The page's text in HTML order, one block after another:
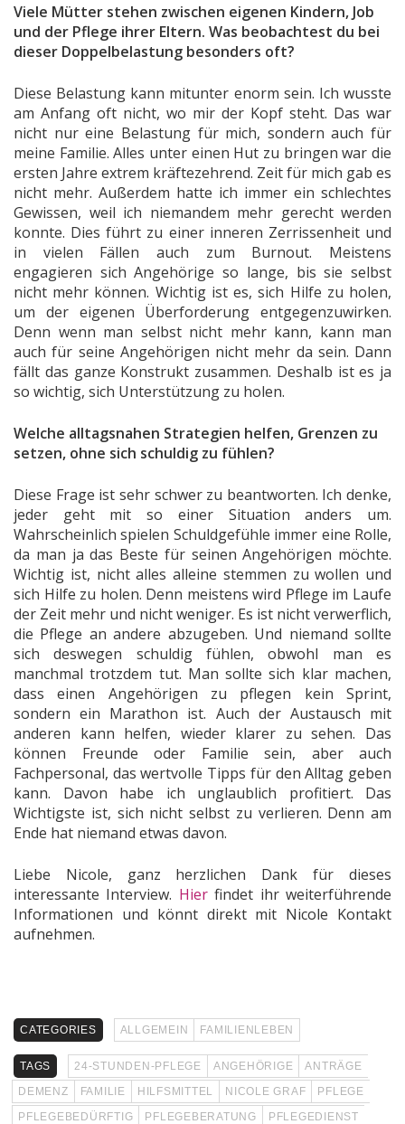
Viele Mütter stehen zwischen eigenen Kindern, Job
und der Pflege ihrer Eltern. Was beobachtest du bei
dieser Doppelbelastung besonders oft?
Diese Belastung kann mitunter enorm sein. Ich wusste
am Anfang oft nicht, wo mir der Kopf steht. Das war
nicht nur eine Belastung für mich, sondern auch für
meine Familie. Alles unter einen Hut zu bringen war die
ersten Jahre extrem kräftezehrend. Zeit für mich gab es
nicht mehr. Außerdem hatte ich immer ein schlechtes
Gewissen, weil ich niemandem mehr gerecht werden
konnte. Dies führt zu einer inneren Zerrissenheit und
in vielen Fällen auch zum Burnout. Meistens
engagieren sich Angehörige so lange, bis sie selbst
nicht mehr können. Wichtig ist es, sich Hilfe zu holen,
um der eigenen Überforderung entgegenzuwirken.
Denn wenn man selbst nicht mehr kann, kann man
auch für seine Angehörigen nicht mehr da sein. Dann
fällt das ganze Konstrukt zusammen. Deshalb ist es ja
so wichtig, sich Unterstützung zu holen.
Welche alltagsnahen Strategien helfen, Grenzen zu
setzen, ohne sich schuldig zu fühlen?
Diese Frage ist sehr schwer zu beantworten. Ich denke,
jeder geht mit so einer Situation anders um.
Wahrscheinlich spielen Schuldgefühle immer eine Rolle,
da man ja das Beste für seinen Angehörigen möchte.
Wichtig ist, nicht alles alleine stemmen zu wollen und
sich Hilfe zu holen. Denn meistens wird Pflege im Laufe
der Zeit mehr und nicht weniger. Es ist nicht verwerflich,
die Pflege an andere abzugeben. Und niemand sollte
sich deswegen schuldig fühlen, obwohl man es
manchmal trotzdem tut. Man sollte sich klar machen,
dass einen Angehörigen zu pflegen kein Sprint,
sondern ein Marathon ist. Auch der Austausch mit
anderen kann helfen, wieder klarer zu sehen. Das
können Freunde oder Familie sein, aber auch
Fachpersonal, das wertvolle Tipps für den Alltag geben
kann. Davon habe ich unglaublich profitiert. Das
Wichtigste ist, sich nicht selbst zu verlieren. Denn am
Ende hat niemand etwas davon.
Liebe Nicole, ganz herzlichen Dank für dieses
interessante Interview. Hierfindet ihr weiterführende
Informationen und könnt direkt mit Nicole Kontakt
aufnehmen.
CATEGORIES ALLGEMEIN FAMILIENLEBEN
TAGS 24-STUNDEN-PFLEGE ANGEHÖRIGE
ANTRÄGE
DEMENZ
FAMILIE HILFSMITTEL NICOLE GRAF
PFLEGE
PFLEGEBEDÜRFTIG
PFLEGEBERATUNG
PFLEGEDIENST